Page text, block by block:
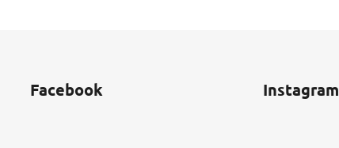
Facebook Instagram